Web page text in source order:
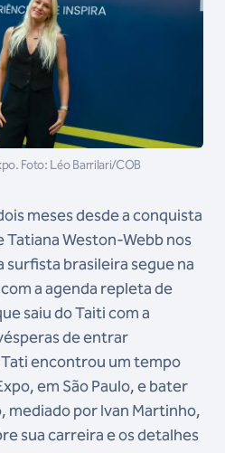
Foto: Léo Barrilari/COB
meses desde a conquista
Tatiana Weston-Webb nos
surfista brasileira segue na
a agenda repleta de
saiu do Taiti com a
de entrar
encontrou um tempo
em São Paulo, e bater
mediado por Ivan Martinho,
sua carreira e os detalhes